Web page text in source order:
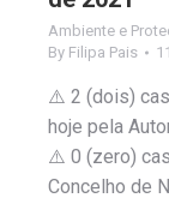
Ambiente e
By Filipa Pais
⚠️ 2 (dois)
hoje pela
⚠️ 0 (zero)
Concelho de